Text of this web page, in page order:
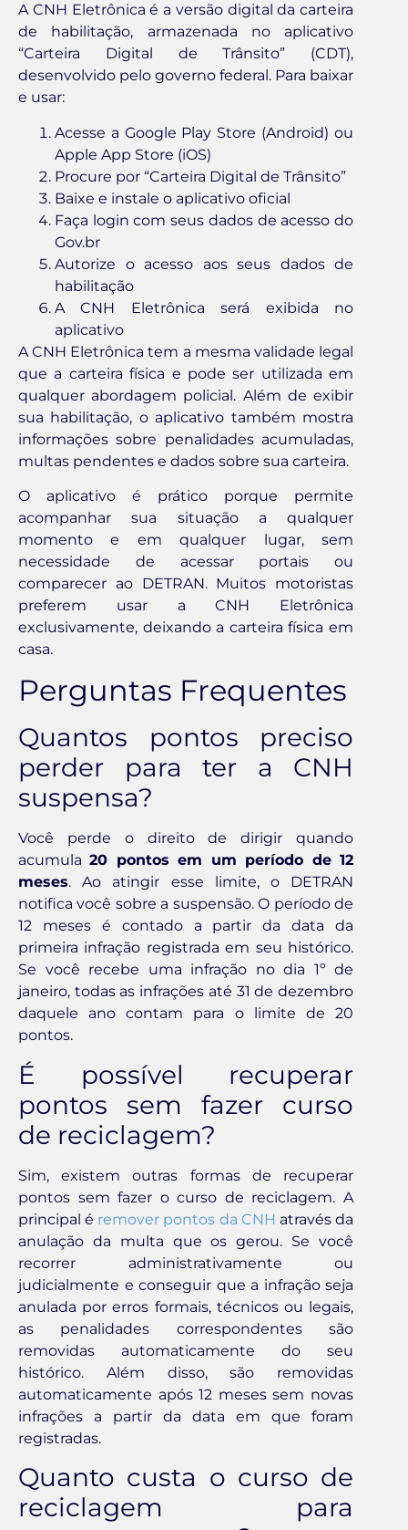
A CNH Eletrônica é a versão digital da carteira
de habilitação, armazenada no aplicativo
“Carteira Digital de Trânsito” (CDT),
desenvolvido pelo governo federal. Para baixar
e usar:
Acesse a Google Play Store (Android) ou
Apple App Store (iOS)
Procure por “Carteira Digital de Trânsito”
Baixe e instale o aplicativo oficial
Faça login com seus dados de acesso do
Gov.br
Autorize o acesso aos seus dados de
habilitação
A CNH Eletrônica será exibida no
aplicativo
A CNH Eletrônica tem a mesma validade legal
que a carteira física e pode ser utilizada em
qualquer abordagem policial. Além de exibir
sua habilitação, o aplicativo também mostra
informações sobre penalidades acumuladas,
multas pendentes e dados sobre sua carteira.
O aplicativo é prático porque permite
acompanhar sua situação a qualquer
momento e em qualquer lugar, sem
necessidade de acessar portais ou
comparecer ao DETRAN. Muitos motoristas
preferem usar a CNH Eletrônica
exclusivamente, deixando a carteira física em
casa.
Perguntas Frequentes
Quantos pontos preciso
perder para ter a CNH
suspensa?
Você perde o direito de dirigir quando
acumula20 pontos em um período de 12
meses. Ao atingir esse limite, o DETRAN
notifica você sobre a suspensão. O período de
12 meses é contado a partir da data da
primeira infração registrada em seu histórico.
Se você recebe uma infração no dia 1º de
janeiro, todas as infrações até 31 de dezembro
daquele ano contam para o limite de 20
pontos.
É possível recuperar
pontos sem fazer curso
de reciclagem?
Sim, existem outras formas de recuperar
pontos sem fazer o curso de reciclagem. A
principal é remover pontos da CNH através da
anulação da multa que os gerou. Se você
recorrer administrativamente ou
judicialmente e conseguir que a infração seja
anulada por erros formais, técnicos ou legais,
as penalidades correspondentes são
removidas automaticamente do seu
histórico. Além disso, são removidas
automaticamente após 12 meses sem novas
infrações a partir da data em que foram
registradas.
Quanto custa o curso de
reciclagem para